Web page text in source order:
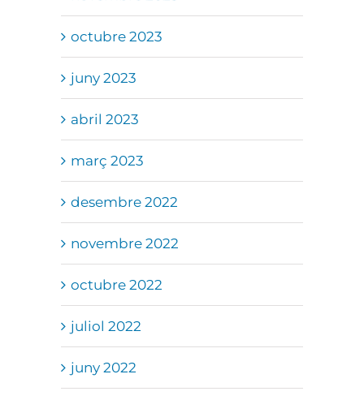
octubre 2023
juny 2023
abril 2023
març 2023
desembre 2022
novembre 2022
octubre 2022
juliol 2022
juny 2022